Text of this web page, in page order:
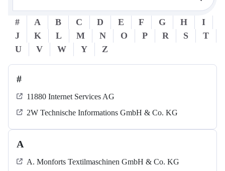
# A B C D E F G H
I
J
K L M N O P R S
T
U
V W Y Z
#
11880 Internet Services AG
2W Technische Informations GmbH & Co. KG
A
A. Monforts Textilmaschinen GmbH & Co. KG